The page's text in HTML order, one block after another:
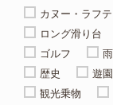
カヌー・ラフ
ロング滑り台
ゴルフ
歴史
遊
観光乗物